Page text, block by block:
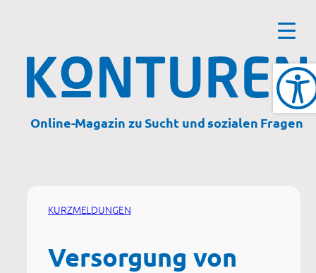
Online-Magazin zu Sucht und sozialen Fragen
KURZMELDUNGEN
Versorgung von